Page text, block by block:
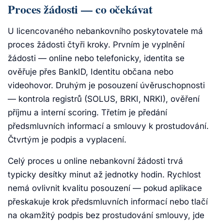
Proces žádosti — co očekávat
U licencovaného nebankovního poskytovatele má
proces žádosti čtyři kroky. Prvním je vyplnění
žádosti — online nebo telefonicky, identita se
ověřuje přes BankID, Identitu občana nebo
videohovor. Druhým je posouzení úvěruschopnosti
— kontrola registrů (SOLUS, BRKI, NRKI), ověření
příjmu a interní scoring. Třetím je předání
předsmluvních informací a smlouvy k prostudování.
Čtvrtým je podpis a vyplacení.
Celý proces u online nebankovní žádosti trvá
typicky desítky minut až jednotky hodin. Rychlost
nemá ovlivnit kvalitu posouzení — pokud aplikace
přeskakuje krok předsmluvních informací nebo tlačí
na okamžitý podpis bez prostudování smlouvy, jde